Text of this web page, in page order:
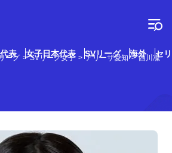
表 女子日本代表 SVリーグ 海外 セ
ーグ SVリーグ女子 アリーザ愛知 西川凜